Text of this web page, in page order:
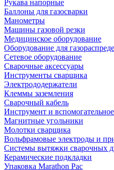
Рукава напорные
Баллоны для газосварки
Манометры
Машины газовой резки
Медицинское оборудование
Оборудование для
Сетевое оборудование
Сварочные аксессуары
Инструменты сварщика
Электрододержатели
Клеммы заземления
Сварочный кабель
Инструмент и
Магнитные угольники
Молотки сварщика
Вольфрамовые электроды и
Системы вытяжки сварочных
Керамические подкладки
Упаковка Marathon Pac